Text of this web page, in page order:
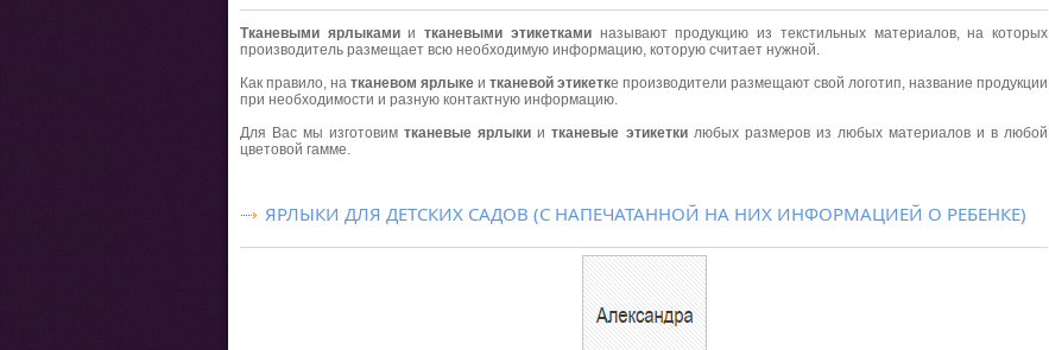
Тканевыми ярлыкамиитканевыми этикеткаминазывают продукцию из текстильных материалов, на которых
производитель размещает всю необходимую информацию, которую считает нужной.
Как правило, на тканевом ярлыке и тканевой этикетке производители размещают свой логотип, название продукции
при необходимости и разную контактную информацию.
Для Вас мы изготовимтканевые ярлыки итканевые этикеткилюбых размеров из любых материалов и в любой
цветовой гамме.
ЯРЛЫКИ ДЛЯ ДЕТСКИХ САДОВ (С НАПЕЧАТАННОЙ НА НИХ ИНФОРМАЦИЕЙ О РЕБЕНКЕ)